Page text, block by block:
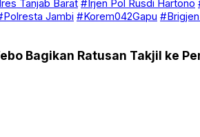
Tanjab Barat #Irjen Pol Rusdi Hartono
Jambi #Korem042Gapu
Bagikan Ratusan Takjil ke